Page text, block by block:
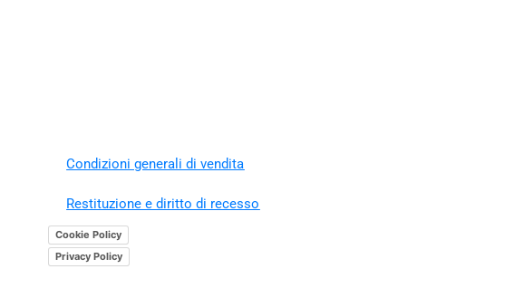
Condizioni generali di vendita
Restituzione e diritto di recesso
Cookie Policy
Privacy Policy